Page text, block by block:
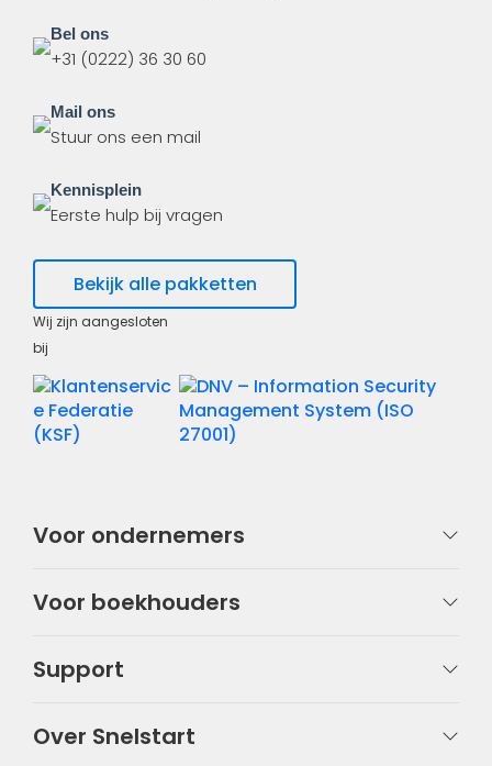
Bel ons
+31 (0222) 36 30 60
Mail ons
Stuur ons een mail
Kennisplein
Eerste hulp bij vragen
Bekijk alle pakketten
Wij zijn aangesloten
bij
Voor ondernemers
Voor boekhouders
Support
Over Snelstart